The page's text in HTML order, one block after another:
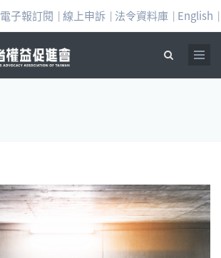
電子報訂閱 | 線上申訴 | 法令資料庫 | English |